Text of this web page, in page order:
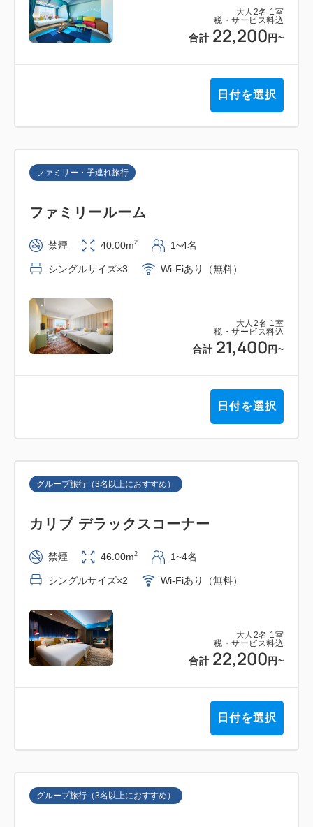
大人 2名 1室
税・サービス料込
合計 22,200 円~
日付を選択
大人 2名 1室
税・サービス料込
合計 21,400 円~
ファミリー・子連れ旅行
ファミリールーム
禁煙 40.00m2 1~4名
シングルサイズ×3 Wi-Fiあり（無料）
日付を選択
大人 2名 1室
税・サービス料込
合計 22,200 円~
グループ旅行（3名以上におすすめ）
カリブ デラックスコーナー
禁煙 46.00m2 1~4名
シングルサイズ×2 Wi-Fiあり（無料）
日付を選択
グループ旅行（3名以上におすすめ）